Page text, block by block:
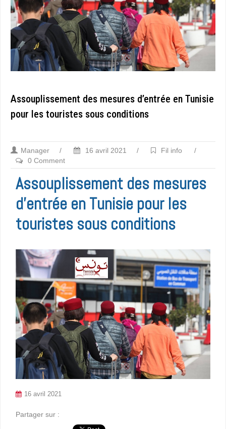
Assouplissement des mesures d’entrée en Tunisie
pour les touristes sous conditions
Manager / 16 avril 2021 / Fil info
/
0 Comment
Assouplissement des mesures
d’entrée en Tunisie pour les
touristes sous conditions
16 avril 2021
Partager sur :